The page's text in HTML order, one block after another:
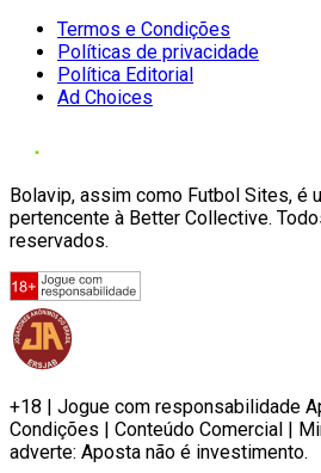
Termos e Condições
Políticas de privacidade
Política Editorial
Ad Choices
Bolavip, assim como Futbol Sites, é
pertencente à Better Collective.
reservados.
+18 | Jogue com responsabilidade
Condições | Conteúdo Comercial |
adverte: Aposta não é investimento.